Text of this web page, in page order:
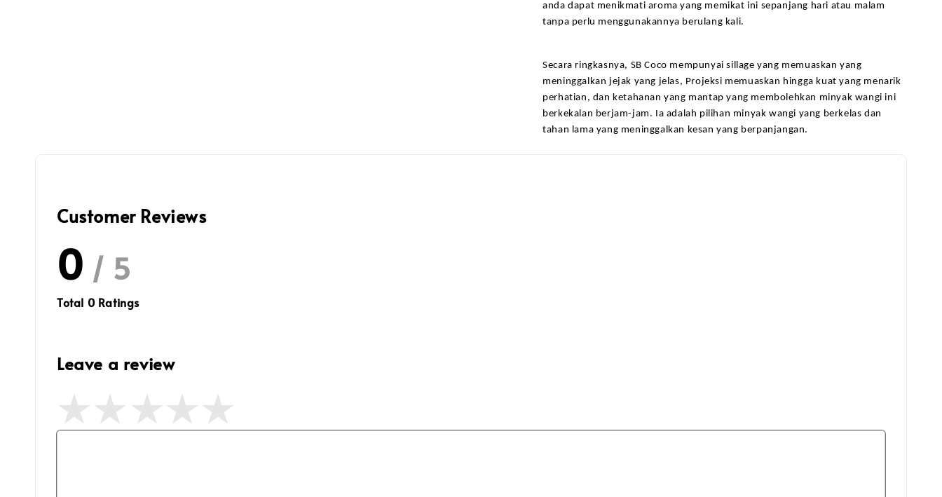
anda dapat menikmati aroma yang memikat ini sepanjang hari atau malam
tanpa perlu menggunakannya berulang kali.
Secara ringkasnya, SB Coco mempunyai sillage yang memuaskan yang
meninggalkan jejak yang jelas, Projeksi memuaskan hingga kuat yang menarik
perhatian, dan ketahanan yang mantap yang membolehkan minyak wangi ini
berkekalan berjam-jam. Ia adalah pilihan minyak wangi yang berkelas dan
tahan lama yang meninggalkan kesan yang berpanjangan.
Customer Reviews
0 / 5
Total 0Ratings
Leave a review